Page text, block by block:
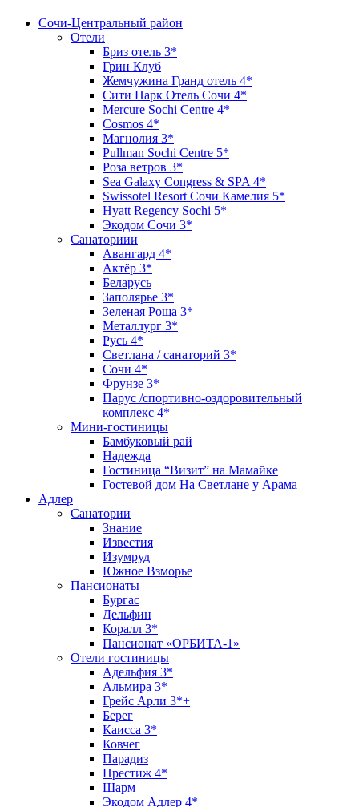
Сочи-Центральный район
Отели
Бриз отель 3*
Грин Клуб
Жемчужина Гранд отель 4*
Сити Парк Отель Сочи 4*
Mercure Sochi Centre 4*
Cosmos 4*
Магнолия 3*
Pullman Sochi Сеntre 5*
Роза ветров 3*
Sea Galaxy Congress & SPA 4*
Swissotel Resort Сочи Камелия 5*
Hyatt Regency Sochi 5*
Экодом Сочи 3*
Санаториии
Авангард 4*
Актёр 3*
Беларусь
Заполярье 3*
Зеленая Роща 3*
Металлург 3*
Русь 4*
Светлана / санаторий 3*
Сочи 4*
Фрунзе 3*
Парус /спортивно-оздоровительный
комплекс 4*
Мини-гостиницы
Бамбуковый рай
Надежда
Гостиница “Визит” на Мамайке
Гостевой дом На Светлане у Арама
Адлер
Санатории
Знание
Известия
Изумруд
Южное Взморье
Пансионаты
Бургас
Дельфин
Коралл 3*
Пансионат «ОРБИТА-1»
Отели гостиницы
Адельфия 3*
Альмира 3*
Грейс Арли 3*+
Берег
Каисса 3*
Ковчег
Парадиз
Престиж 4*
Шарм
Экодом Адлер 4*